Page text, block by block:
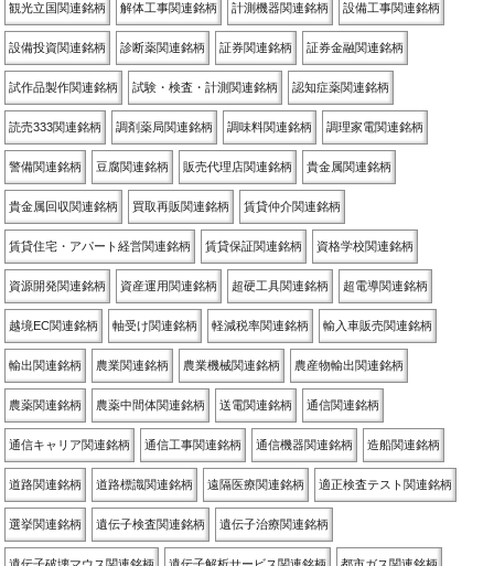
観光立国関連銘柄 解体工事関連銘柄 計測機器関連銘柄 設備工事関連銘柄
設備投資関連銘柄 診断薬関連銘柄 証券関連銘柄 証券金融関連銘柄
試作品製作関連銘柄 試験・検査・計測関連銘柄 認知症薬関連銘柄
読売333関連銘柄 調剤薬局関連銘柄 調味料関連銘柄 調理家電関連銘柄
警備関連銘柄 豆腐関連銘柄 販売代理店関連銘柄 貴金属関連銘柄
貴金属回収関連銘柄 買取再販関連銘柄 賃貸仲介関連銘柄
賃貸住宅・アパート経営関連銘柄 賃貸保証関連銘柄 資格学校関連銘柄
資源開発関連銘柄 資産運用関連銘柄 超硬工具関連銘柄 超電導関連銘柄
越境EC関連銘柄 軸受け関連銘柄 軽減税率関連銘柄 輸入車販売関連銘柄
輸出関連銘柄 農業関連銘柄 農業機械関連銘柄 農産物輸出関連銘柄
農薬関連銘柄 農薬中間体関連銘柄 送電関連銘柄 通信関連銘柄
通信キャリア関連銘柄 通信工事関連銘柄 通信機器関連銘柄 造船関連銘柄
道路関連銘柄 道路標識関連銘柄 遠隔医療関連銘柄 適正検査テスト関連銘柄
選挙関連銘柄 遺伝子検査関連銘柄 遺伝子治療関連銘柄